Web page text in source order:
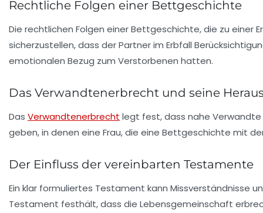
Rechtliche Folgen einer Bettgeschichte
Die rechtlichen Folgen einer Bettgeschichte, die zu einer
sicherzustellen, dass der Partner im Erbfall
emotionalen Bezug zum Verstorbenen hatten.
Das Verwandtenerbrecht und seine
Das Verwandtenerbrecht legt fest, dass nahe Verwandte
geben, in denen eine Frau, die eine Bettgeschichte mit
Der Einfluss der vereinbarten Testamente
Ein klar formuliertes Testament kann Missverständnisse
Testament festhält, dass die Lebensgemeinschaft